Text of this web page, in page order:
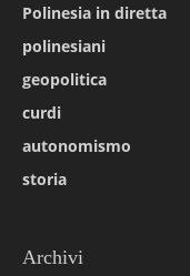
Polinesia in diretta
polinesiani
geopolitica
curdi
autonomismo
storia
Archivi